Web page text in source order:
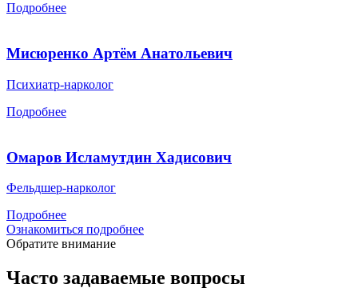
Подробнее
Мисюренко Артём Анатольевич
Психиатр-нарколог
Подробнее
Омаров Исламутдин Хадисович
Фельдшер-нарколог
Подробнее
Ознакомиться подробнее
Обратите внимание
Часто задаваемые вопросы